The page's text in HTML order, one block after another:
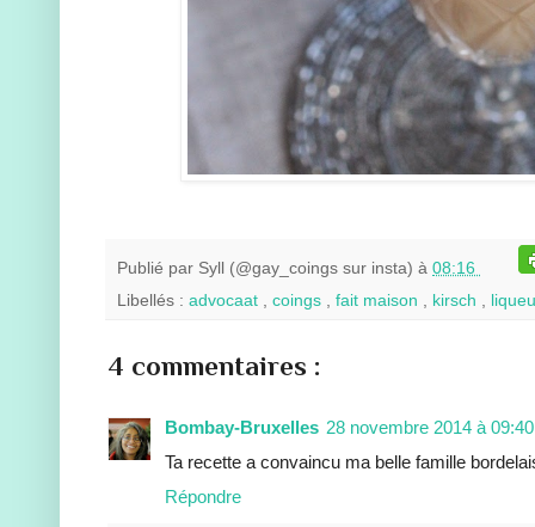
Publié par Syll (@gay_coings sur insta) à 08:16
Libellés : advocaat coings fait maison kirsch
4 commentaires :
Bombay-Bruxelles 28 novembre 2014 à 09:40
Ta recette a convaincu ma belle famille
Répondre